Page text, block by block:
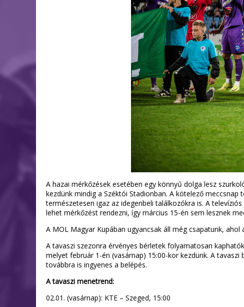
A hazai mérkőzések esetében egy könnyű dolga lesz
kezdünk mindig a Széktói Stadionban. A kötelező
természetesen igaz az idegenbeli találkozókra is. A
lehet mérkőzést rendezni, így március 15-én sem lesznek
A MOL Magyar Kupában ugyancsak áll még csapatunk,
A tavaszi szezonra érvényes bérletek folyamatosan
melyet február 1-én (vasárnap) 15:00-kor kezdünk. A
továbbra is ingyenes a belépés.
A tavaszi menetrend:
02.01. (vasárnap): KTE – Szeged, 15:00